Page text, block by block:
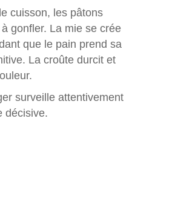
cuisson, les pâtons
gonfler. La mie se crée
que le pain prend sa
La croûte durcit et
surveille attentivement
décisive.